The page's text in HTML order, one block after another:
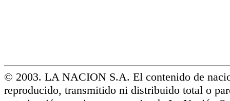
© 2003. LA NACION S.A. El contenido de
reproducido, transmitido ni distribuido total o